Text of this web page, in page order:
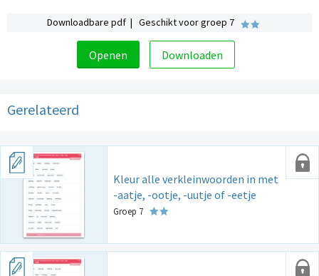
Downloadbare pdf | Geschikt voor groep 7
Openen Downloaden
Gerelateerd
Kleur alle verkleinwoorden in met
-aatje, -ootje, -uutje of -eetje
Groep 7